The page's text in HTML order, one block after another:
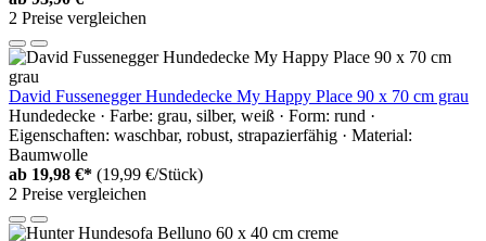
2 Preise vergleichen
David Fussenegger Hundedecke My Happy Place 90 x 70 cm grau
Hundedecke · Farbe: grau, silber, weiß · Form: rund ·
Eigenschaften: waschbar, robust, strapazierfähig · Material:
Baumwolle
ab 19,98 €* (19,99 €/Stück)
2 Preise vergleichen